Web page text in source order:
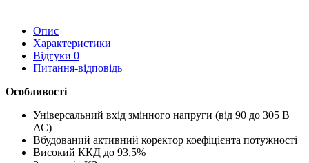
Опис
Характеристики
Відгуки 0
Питання-відповідь
Особливості
Універсальний вхід змінного напруги (від 90 до 305 В
АС)
Вбудований активний коректор коефіцієнта потужності
Високий ККД до 93,5%